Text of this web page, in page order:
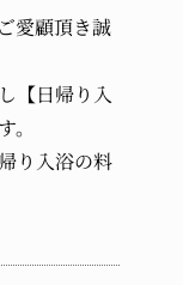
愛顧頂き誠
【日帰り入
り入浴の料